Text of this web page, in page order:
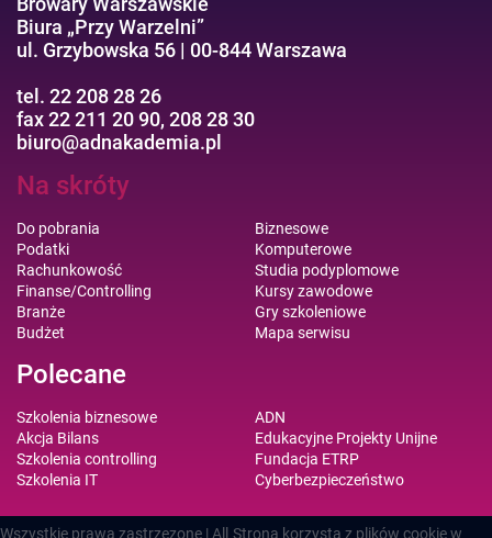
Biura „Przy Warzelni”
ul. Grzybowska 56 | 00-844 Warszawa
tel. 22 208 28 26
fax 22 211 20 90, 208 28 30
biuro@adnakademia.pl
Na skróty
Do pobrania
Podatki
Rachunkowość
Finanse/Controlling
Branże
Budżet
Biznesowe
Komputerowe
Studia podyplomowe
Kursy zawodowe
Gry szkoleniowe
Mapa serwisu
Polecane
Szkolenia biznesowe
Akcja Bilans
Szkolenia controlling
Szkolenia IT
ADN
Edukacyjne Projekty Unijne
Fundacja ETRP
Cyberbezpieczeństwo
Wszystkie prawa zastrzezone | All Strona korzysta z plików cookie w